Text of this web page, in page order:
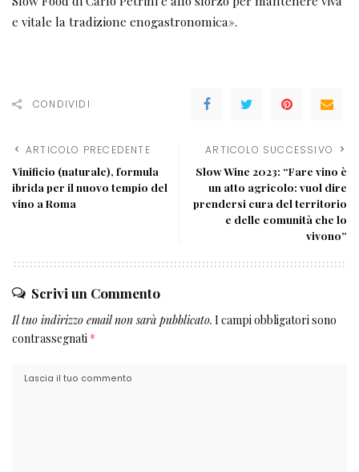
e vitale la tradizione enogastronomica».
CONDIVIDI
ARTICOLO PRECEDENTE
Vinificio (naturale), formula
ibrida per il nuovo tempio del
vino a Roma
ARTICOLO SUCCESSIVO
Slow Wine 2023: “Fare vino è
un atto agricolo: vuol dire
prendersi cura del territorio
e delle comunità che lo
vivono”
Scrivi un Commento
Il tuo indirizzo email non sarà pubblicato. I campi obbligatori sono
contrassegnati *